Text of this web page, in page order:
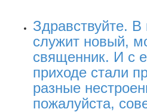
Здравствуйте.
служит новый,
священник. И с
приходе стали
разные
пожалуйста,